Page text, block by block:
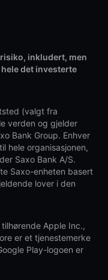
inkludert, men
det investerte
(valgt fra
verden og gjelder
Bank Group. Enhver
hele organisasjonen,
Saxo Bank A/S.
Saxo-enheten basert
lover i den
Apple Inc.,
er et tjenestemerke
Play-logoen er